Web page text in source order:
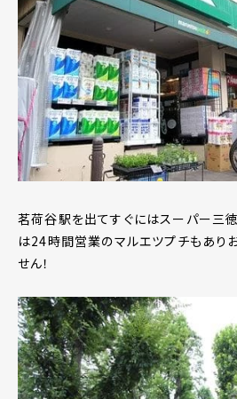
茗荷谷駅を出てすぐにはスーパー三
は24時間営業のマルエツプチもあり
せん！